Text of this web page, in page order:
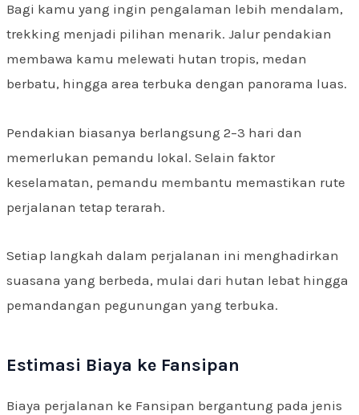
Bagi kamu yang ingin pengalaman lebih mendalam,
trekking menjadi pilihan menarik. Jalur pendakian
membawa kamu melewati hutan tropis, medan
berbatu, hingga area terbuka dengan panorama luas.
Pendakian biasanya berlangsung 2–3 hari dan
memerlukan pemandu lokal. Selain faktor
keselamatan, pemandu membantu memastikan rute
perjalanan tetap terarah.
Setiap langkah dalam perjalanan ini menghadirkan
suasana yang berbeda, mulai dari hutan lebat hingga
pemandangan pegunungan yang terbuka.
Estimasi Biaya ke Fansipan
Biaya perjalanan ke Fansipan bergantung pada jenis